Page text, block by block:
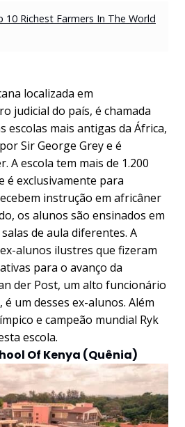
10 Richest Farmers In The World
localizada em
judicial do país, é chamada
escolas mais antigas da África,
Sir George Grey e é
A escola tem mais de 1.200
é exclusivamente para
instrução em africâner
os alunos são ensinados em
de aula diferentes. A
alunos ilustres que fizeram
para o avanço da
der Post, um alto funcionário
um desses ex-alunos. Além
e campeão mundial Ryk
escola.
Of Kenya (Quênia)